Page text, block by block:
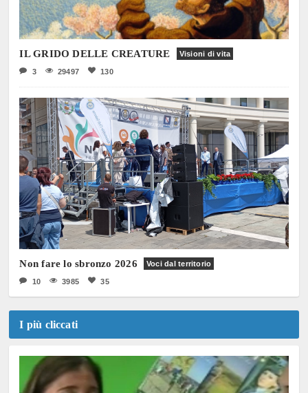
IL GRIDO DELLE CREATURE Visioni di vita
3 29497 130
Non fare lo sbronzo 2026 Voci dal territorio
10 3985 35
I più cliccati